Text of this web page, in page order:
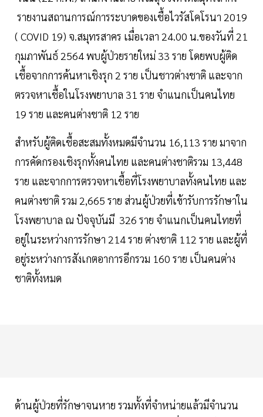
รายงานสถานการณ์การระบาดของเชื้อไวรัสโคโรนา 2019
( COVID 19) จ.สมุทรสาคร เมื่อเวลา 24.00 น.ของวันที่ 21
กุมภาพันธ์ 2564 พบผู้ป่วยรายใหม่ 33 ราย โดยพบผู้ติด
เชื้อจากการค้นหาเชิงรุก 2 ราย เป็นชาวต่างชาติ และจาก
ตรวจหาเชื้อในโรงพยาบาล 31 ราย จำแนกเป็นคนไทย
19 ราย และคนต่างชาติ 12 ราย
สำหรับผู้ติดเชื้อสะสมทั้งหมดมีจำนวน 16,113 ราย มาจาก
การคัดกรองเชิงรุกทั้งคนไทย และคนต่างชาติรวม 13,448
ราย และจากการตรวจหาเชื้อที่โรงพยาบาลทั้งคนไทย และ
คนต่างชาติ รวม 2,665 ราย ส่วนผู้ป่วยที่เข้ารับการรักษาใน
โรงพยาบาล ณ ปัจจุบันมี 326 ราย จำแนกเป็นคนไทยที่
อยู่ในระหว่างการรักษา 214 ราย ต่างชาติ 112 ราย และผู้ที่
อยู่ระหว่างการสังเกตอาการอีกรวม 160 ราย เป็นคนต่าง
ชาติทั้งหมด
ด้านผู้ป่วยที่รักษาจนหาย รวมทั้งที่จำหน่ายแล้วมีจำนวน